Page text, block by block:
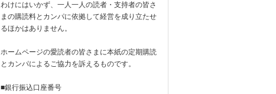
わけにはいかず、一人一人の読者・支持者の皆さ
まの購読料とカンパに依拠して経営を成り立たせ
るほかはありません。
ホームページの愛読者の皆さまに本紙の定期購読
とカンパによるご協力を訴えるものです。
■銀行振込口座番号